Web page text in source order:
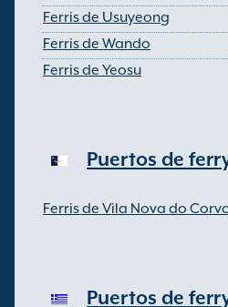
Ferris de Usuyeong
Ferris de Wando
Ferris de Yeosu
Puertos de
Ferris de Vila Nova do
Puertos de